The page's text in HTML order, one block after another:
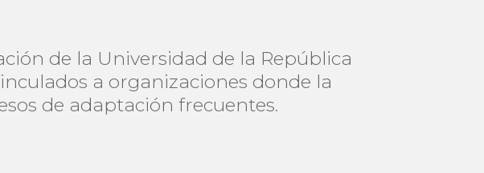
de la Universidad de la República
a organizaciones donde la
de adaptación frecuentes.